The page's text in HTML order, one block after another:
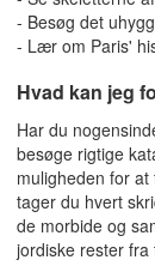
- Besøg det
- Lær om Paris'
Hvad kan jeg
Har du
besøge rigtige
muligheden for
tager du hvert
de morbide og
jordiske rester